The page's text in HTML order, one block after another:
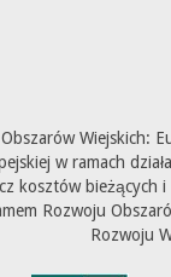
Wiejskich:
w ramach
kosztów
Rozwoju
Rozwoju